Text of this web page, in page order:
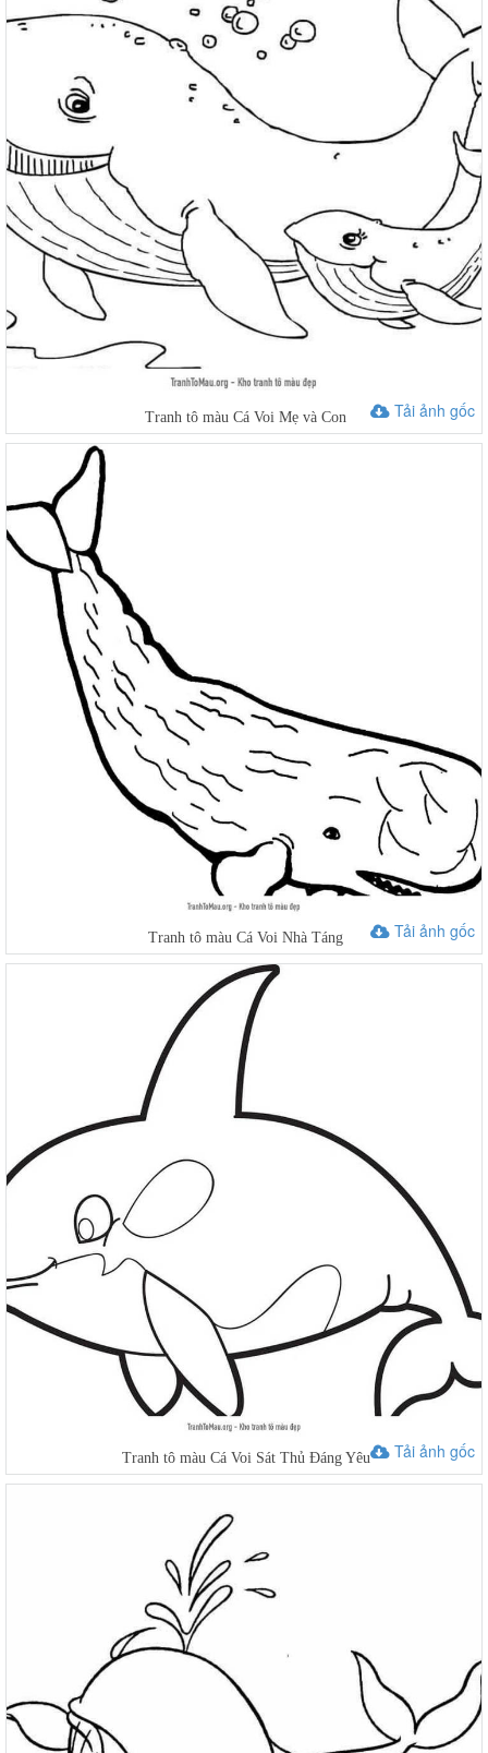
Tải ảnh gốc
Tranh tô màu Cá Voi Mẹ và Con
Tải ảnh gốc
Tranh tô màu Cá Voi Nhà Táng
Tải ảnh gốc
Tranh tô màu Cá Voi Sát Thủ Đáng Yêu